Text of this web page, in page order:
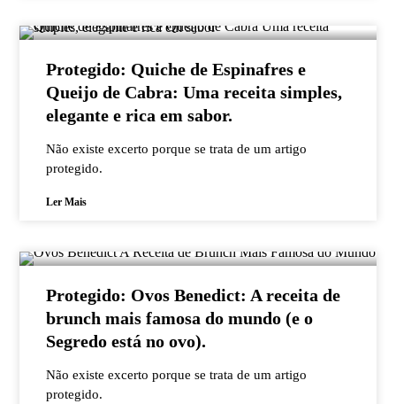
Protegido: Quiche de Espinafres e
Queijo de Cabra: Uma receita simples,
elegante e rica em sabor.
Não existe excerto porque se trata de um artigo
protegido.
Ler Mais
Protegido: Ovos Benedict: A receita de
brunch mais famosa do mundo (e o
Segredo está no ovo).
Não existe excerto porque se trata de um artigo
protegido.